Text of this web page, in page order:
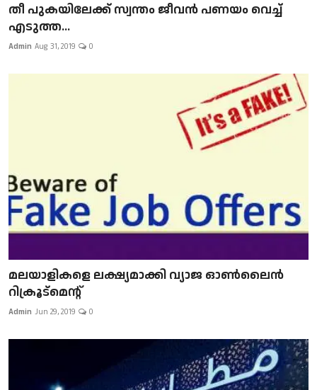
​​​​​​​തീ പുകയിലേക്ക് സ്വന്തം ജീവന്‍ പണയം വെച്ച്
എടുത്ത...
Admin Aug 31, 2019 0
മലയാളികളെ ലക്ഷ്യമാക്കി വ്യാജ ഓൺലൈൻ
റിക്രൂട്മെന്റ്
Admin Jun 29, 2019 0